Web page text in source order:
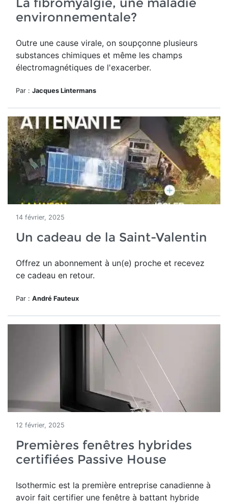
environnementale?
Outre une cause virale, on soupçonne plusieurs
substances chimiques et même les champs
électromagnétiques de l'exacerber.
Par : Jacques Lintermans
14 février, 2025
Un cadeau de la Saint-Valentin
Offrez un abonnement à un(e) proche et recevez
ce cadeau en retour.
Par : André Fauteux
12 février, 2025
Premières fenêtres hybrides
certifiées Passive House
Isothermic est la première entreprise canadienne à
avoir fait certifier une fenêtre à battant hybride